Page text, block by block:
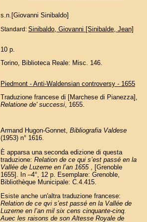
s.n.[Giovanni Sinibaldo]
Standard: Sinibaldo, Giovanni [Sinibalde, Jean]
10 p.
Torino, Biblioteca Reale: Misc. 146.
Piedmont - Anti-Waldensian controversy - 1655
Traduzione francese di [Marchese di Pianezza],
Relatione de' successi, 1655.
Armand Hugon-Gonnet, Bibliografia Valdese
(1953) n° 1616.
È apparsa una seconda edizione di questa
traduzione: Relation de ce qui s’est passé en la
Vallée de Luzerne en l’an 1655, [Grenoble
1655]. In –4°, 12 p. Esemplare: Grenoble,
Bibliothèque Municipale: C.4.415.
Esiste anche un'altra traduzione francese:
Relation de ce qvi s’est passé en la Vallée de
Luzerne en l’an mil six cens cinquante-cinq.
Auec les raisons de son Altesse Royale de